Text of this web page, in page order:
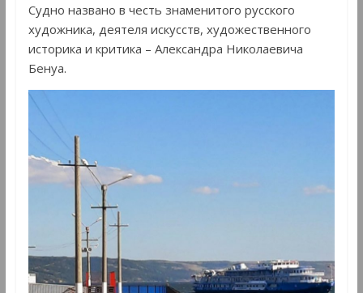
Судно названо в честь знаменитого русского
художника, деятеля искусств, художественного
историка и критика – Александра Николаевича
Бенуа.